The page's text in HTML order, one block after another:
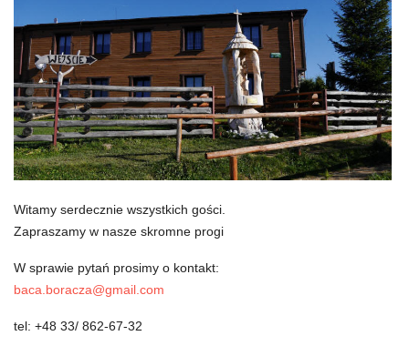
Witamy serdecznie wszystkich gości.
Zapraszamy w nasze skromne progi
W sprawie pytań prosimy o kontakt:
baca.boracza@gmail.com
tel: +48 33/ 862-67-32